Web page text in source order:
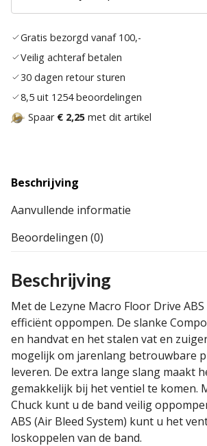
Gratis bezorgd vanaf 100,-
Veilig achteraf betalen
30 dagen retour sturen
8,5 uit 1254 beoordelingen
Spaar € 2,25 met dit artikel
Beschrijving
Aanvullende informatie
Beoordelingen (0)
Beschrijving
Met de Lezyne Macro Floor Drive
efficiënt oppompen. De slanke
en handvat en het stalen vat en
mogelijk om jarenlang betrouwbare
leveren. De extra lange slang maakt
gemakkelijk bij het ventiel te komen.
Chuck kunt u de band veilig
ABS (Air Bleed System) kunt u het
loskoppelen van de band.